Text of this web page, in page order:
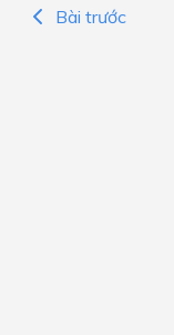
Bài trước